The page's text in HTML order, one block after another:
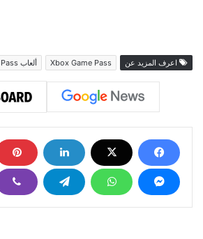
اعرف المزيد عن Xbox Game Pass ألعاب Xbox Game Pass